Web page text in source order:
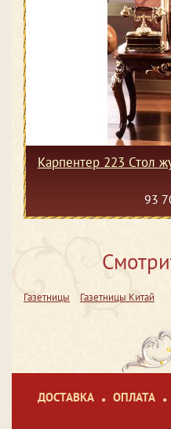
Карпентер 223 Стол
93
Газетницы Газетницы Китай
ДОСТАВКА ОПЛАТА